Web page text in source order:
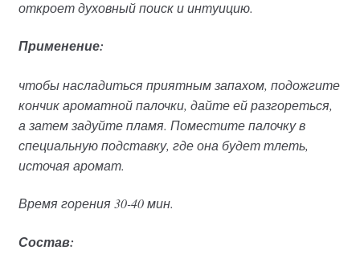
откроет духовный поиск и интуицию.
Применение:
чтобы насладиться приятным запахом, подожгите
кончик ароматной палочки, дайте ей разгореться,
а затем задуйте пламя. Поместите палочку в
специальную подставку, где она будет тлеть,
источая аромат.
Время горения 30-40 мин.
Состав: